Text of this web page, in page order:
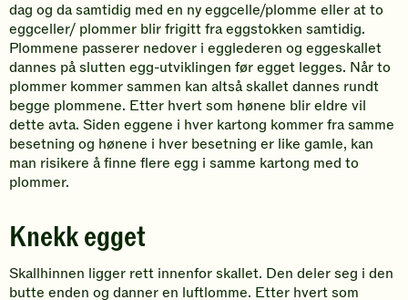
dag og da samtidig med en ny eggcelle/plomme eller at to
eggceller/ plommer blir frigitt fra eggstokken samtidig.
Plommene passerer nedover i egglederen og eggeskallet
dannes på slutten egg-utviklingen før egget legges. Når to
plommer kommer sammen kan altså skallet dannes rundt
begge plommene. Etter hvert som hønene blir eldre vil
dette avta. Siden eggene i hver kartong kommer fra samme
besetning og hønene i hver besetning er like gamle, kan
man risikere å finne flere egg i samme kartong med to
plommer.
Knekk egget
Skallhinnen ligger rett innenfor skallet. Den deler seg i den
butte enden og danner en luftlomme. Etter hvert som